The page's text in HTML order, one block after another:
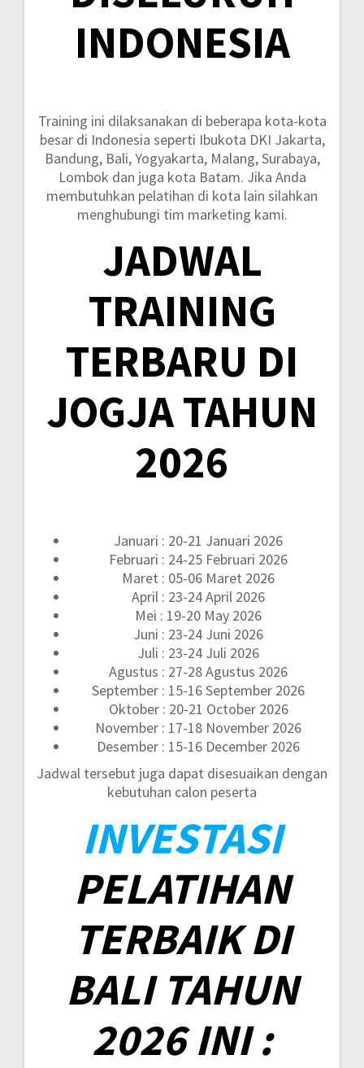
INDONESIA
Training ini dilaksanakan di beberapa kota-kota
besar di Indonesia seperti Ibukota DKI Jakarta,
Bandung, Bali, Yogyakarta, Malang, Surabaya,
Lombok dan juga kota Batam. Jika Anda
membutuhkan pelatihan di kota lain silahkan
menghubungi tim marketing kami.
JADWAL
TRAINING
TERBARU DI
JOGJA TAHUN
2026
Januari : 20-21 Januari 2026
Februari : 24-25 Februari 2026
Maret : 05-06 Maret 2026
April : 23-24 April 2026
Mei : 19-20 May 2026
Juni : 23-24 Juni 2026
Juli : 23-24 Juli 2026
Agustus : 27-28 Agustus 2026
September : 15-16 September 2026
Oktober : 20-21 October 2026
November : 17-18 November 2026
Desember : 15-16 December 2026
Jadwal tersebut juga dapat disesuaikan dengan
kebutuhan calon peserta
INVESTASI
PELATIHAN
TERBAIK DI
BALI TAHUN
2026 INI :